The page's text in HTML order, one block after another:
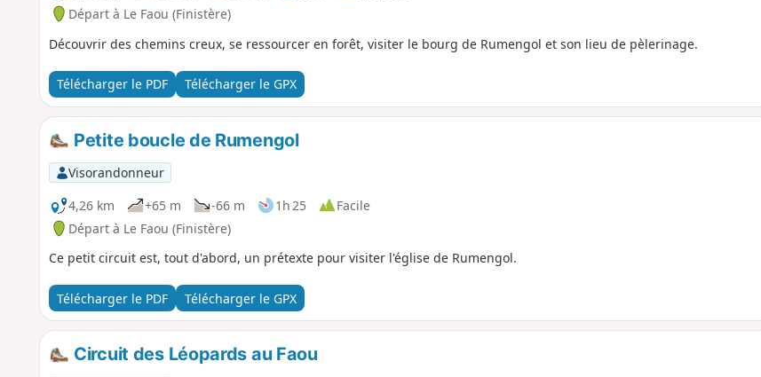
Départ à Le Faou (Finistère)
Découvrir des chemins creux, se ressourcer en forêt, visiter le bourg de Rumengol et son lieu de pèlerinage.
Télécharger le PDF Télécharger le GPX
Petite boucle de Rumengol
Visorandonneur
4,26 km
+65 m -66 m 1h 25
Facile
Départ à Le Faou (Finistère)
Ce petit circuit est, tout d'abord, un prétexte pour visiter l'église de Rumengol.
Télécharger le PDF Télécharger le GPX
Circuit des Léopards au Faou